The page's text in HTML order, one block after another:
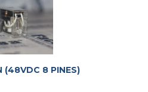
(48VDC 8 PINES)